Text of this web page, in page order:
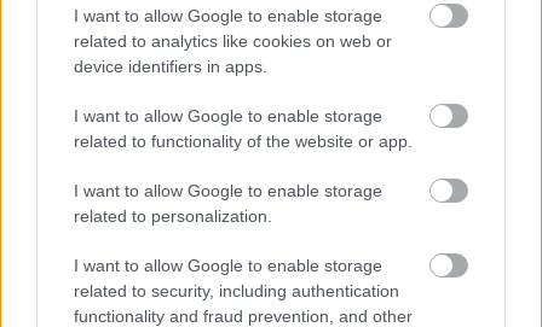
I want to allow Google to enable storage
related to analytics like cookies on web or
device identifiers in apps.
I want to allow Google to enable storage
related to functionality of the website or app.
I want to allow Google to enable storage
related to personalization.
I want to allow Google to enable storage
related to security, including authentication
functionality and fraud prevention, and other
madarak mellett számos más ...